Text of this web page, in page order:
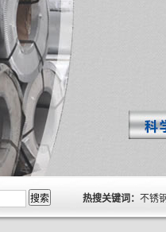
热搜关键词： 不锈